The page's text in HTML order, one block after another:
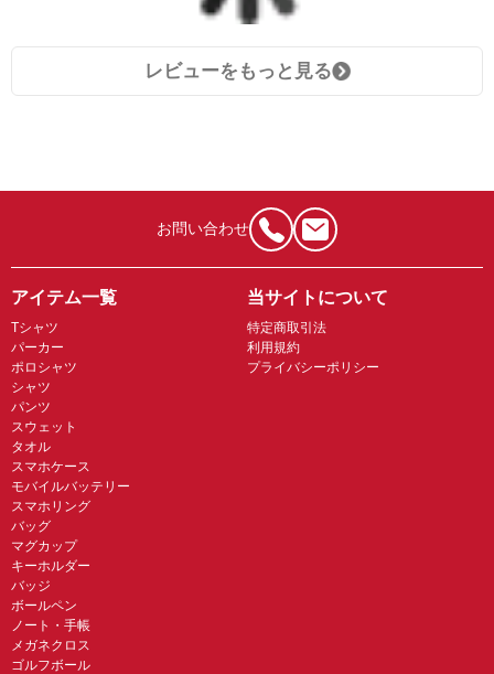
レビューをもっと見る
お問い合わせ
アイテム一覧
Tシャツ
パーカー
ポロシャツ
シャツ
パンツ
スウェット
タオル
スマホケース
モバイルバッテリー
スマホリング
バッグ
マグカップ
キーホルダー
バッジ
ボールペン
ノート・手帳
メガネクロス
ゴルフボール
当サイトについて
特定商取引法
利用規約
プライバシーポリシー